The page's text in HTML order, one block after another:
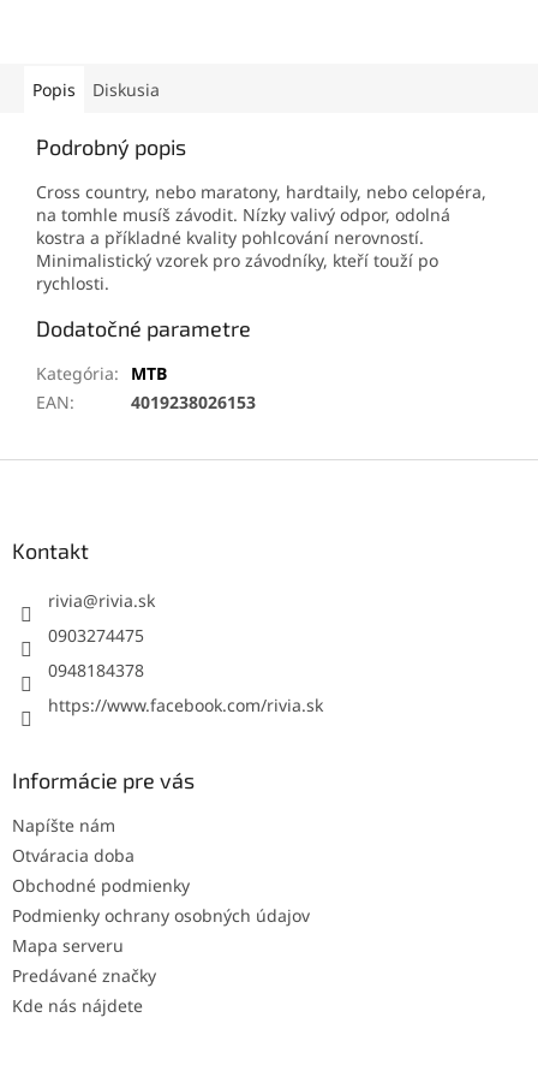
Popis Diskusia
Podrobný popis
Cross country, nebo maratony, hardtaily, nebo celopéra,
na tomhle musíš závodit. Nízky valivý odpor, odolná
kostra a příkladné kvality pohlcování nerovností.
Minimalistický vzorek pro závodníky, kteří touží po
rychlosti.
Dodatočné parametre
Kategória:
MTB
EAN: 4019238026153
Kontakt
rivia@rivia.sk
0903274475
0948184378
https://www.facebook.com/rivia.sk
Informácie pre vás
Napíšte nám
Otváracia doba
Obchodné podmienky
Podmienky ochrany osobných údajov
Mapa serveru
Predávané značky
Kde nás nájdete